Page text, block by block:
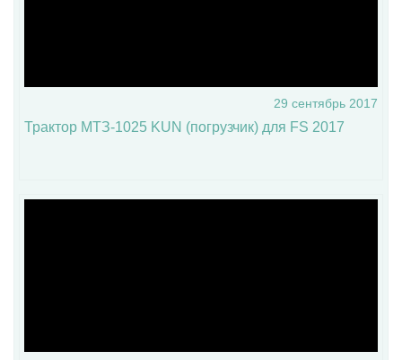
29 сентябрь 2017
Трактор МТЗ-1025 KUN (погрузчик) для FS 2017